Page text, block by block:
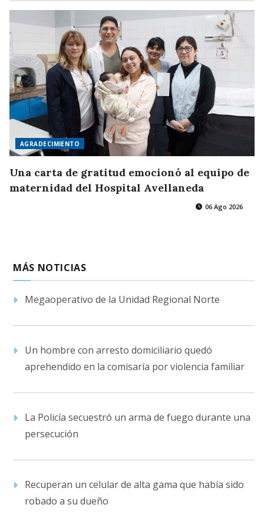
AGRADECIMIENTO
Una carta de gratitud emocionó al equipo de
maternidad del Hospital Avellaneda
06 Ago 2026
MÁS NOTICIAS
Megaoperativo de la Unidad Regional Norte
Un hombre con arresto domiciliario quedó
aprehendido en la comisaría por violencia familiar
La Policía secuestró un arma de fuego durante una
persecución
Recuperan un celular de alta gama que había sido
robado a su dueño